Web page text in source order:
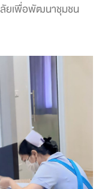
ยเพื่อพัฒนาชุมชน